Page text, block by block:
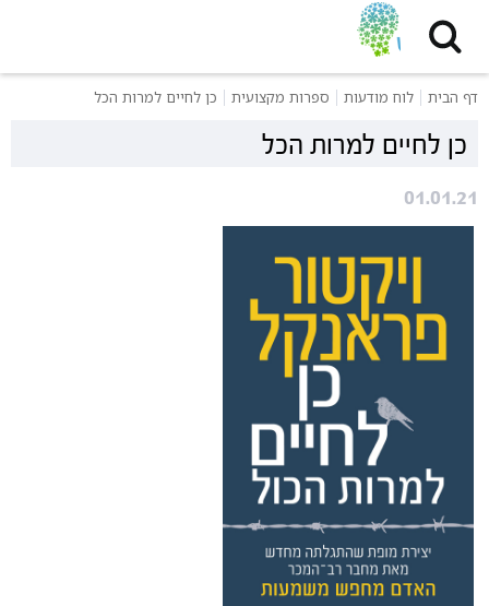
דף הבית לוח מודעות ספרות מקצועית כן לחיים למרות הכל
כן לחיים למרות הכל
01.01.21